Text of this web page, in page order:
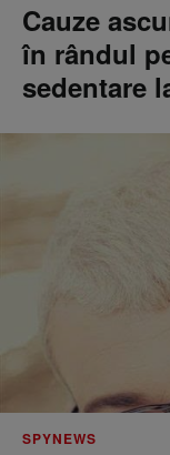
Cauze
în rândul
sedentare
SPYNEWS